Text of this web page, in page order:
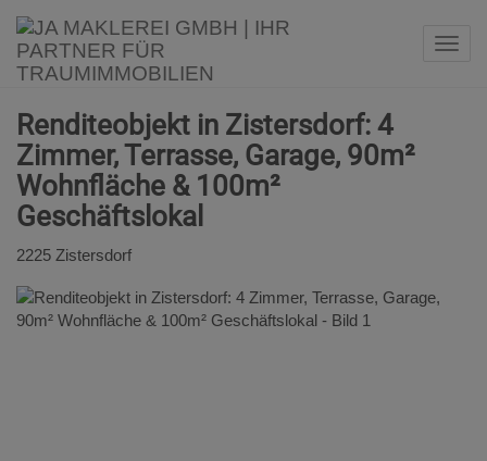
Renditeobjekt in Zistersdorf: 4
Zimmer, Terrasse, Garage, 90m²
Wohnfläche & 100m²
Geschäftslokal
2225 Zistersdorf